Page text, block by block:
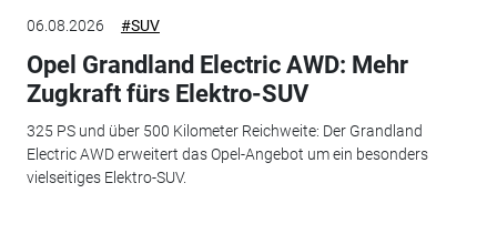
06.08.2026 #SUV
Opel Grandland Electric AWD: Mehr
Zugkraft fürs Elektro-SUV
325 PS und über 500 Kilometer Reichweite: Der Grandland
Electric AWD erweitert das Opel-Angebot um ein besonders
vielseitiges Elektro-SUV.